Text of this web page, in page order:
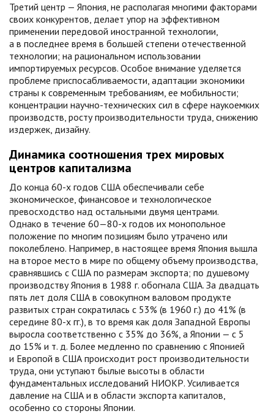
Третий центр — Япония, не располагая многими факторами
своих конкурентов, делает упор на эффективном
применении передовой иностранной технологии,
а в последнее время в большей степени отечественной
технологии; на рациональном использовании
импортируемых ресурсов. Особое внимание уделяется
проблеме приспосабливаемости, адаптации экономики
страны к современным требованиям, ее мобильности;
концентрации научно-технических сил в сфере наукоемких
производств, росту производительности труда, снижению
издержек, дизайну.
Динамика соотношения трех мировых
центров капитализма
До конца 60-х годов США обеспечивали себе
экономическое, финансовое и технологическое
превосходство над остальными двумя центрами.
Однако в течение 60—80-х годов их монопольное
положение по многим позициям было утрачено или
поколеблено. Например, в настоящее время Япония вышла
на второе место в мире по общему объему производства,
сравнявшись с США по размерам экспорта; по душевому
производству Япония в 1988 г. обогнала США. За двадцать
пять лет доля США в совокупном валовом продукте
развитых стран сократилась с 53% (в 1960 г.) до 41% (в
середине 80-х гг.), в то время как доля Западной Европы
выросла соответственно с 35% до 36%, а Японии — с 5
до 15% и т. д. Более медленно по сравнению с Японией
и Европой в США происходит рост производительности
труда, они уступают былые высоты в области
фундаментальных исследований НИОКР. Усиливается
давление на США и в области экспорта капиталов,
особенно со стороны Японии.